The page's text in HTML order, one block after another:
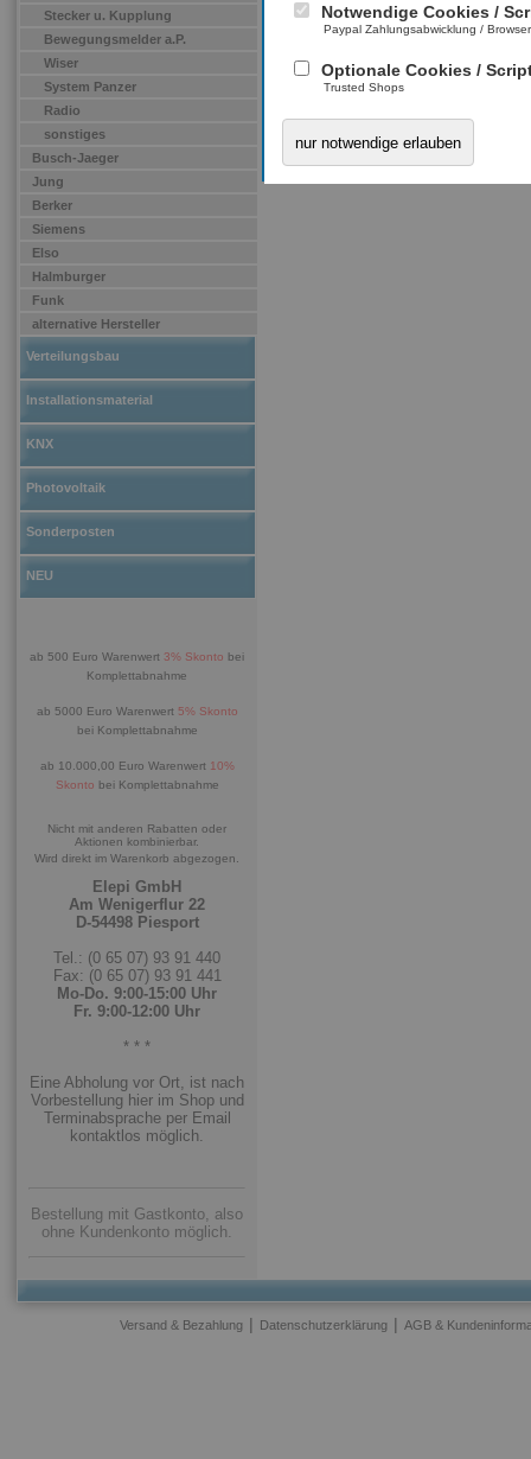
Notwendige Cookies /
Paypal Zahlungsabwicklung /
Optionale Cookies /
Trusted Shops
nur notwendige erlauben
Stecker u. Kupplung
Bewegungsmelder a.P.
Wiser
System Panzer
Radio
sonstiges
Busch-Jaeger
Jung
Berker
Siemens
Elso
Halmburger
Funk
alternative Hersteller
Verteilungsbau
Installationsmaterial
KNX
Photovoltaik
Sonderposten
NEU
ab 500 Euro Warenwert 3% Skonto bei
Komplettabnahme
ab 5000 Euro Warenwert 5% Skonto
bei Komplettabnahme
ab 10.000,00 Euro Warenwert 10%
Skonto bei Komplettabnahme
Nicht mit anderen Rabatten oder
Aktionen kombinierbar.
Wird direkt im Warenkorb abgezogen.
Elepi GmbH
Am Wenigerflur 22
D-54498 Piesport
Tel.: (0 65 07) 93 91 440
Fax: (0 65 07) 93 91 441
Mo-Do. 9:00-15:00 Uhr
Fr. 9:00-12:00 Uhr
* * *
Eine Abholung vor Ort, ist nach
Vorbestellung hier im Shop und
Terminabsprache per Email
kontaktlos möglich.
Bestellung mit Gastkonto, also
ohne Kundenkonto möglich.
Versand & Bezahlung | Datenschutzerklärung | AGB &